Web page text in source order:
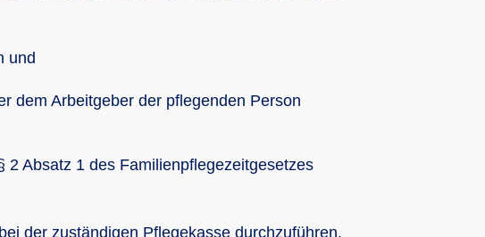
und
dem Arbeitgeber der pflegenden Person
Absatz 1 des Familienpflegezeitgesetzes
der zuständigen Pflegekasse durchzuführen.